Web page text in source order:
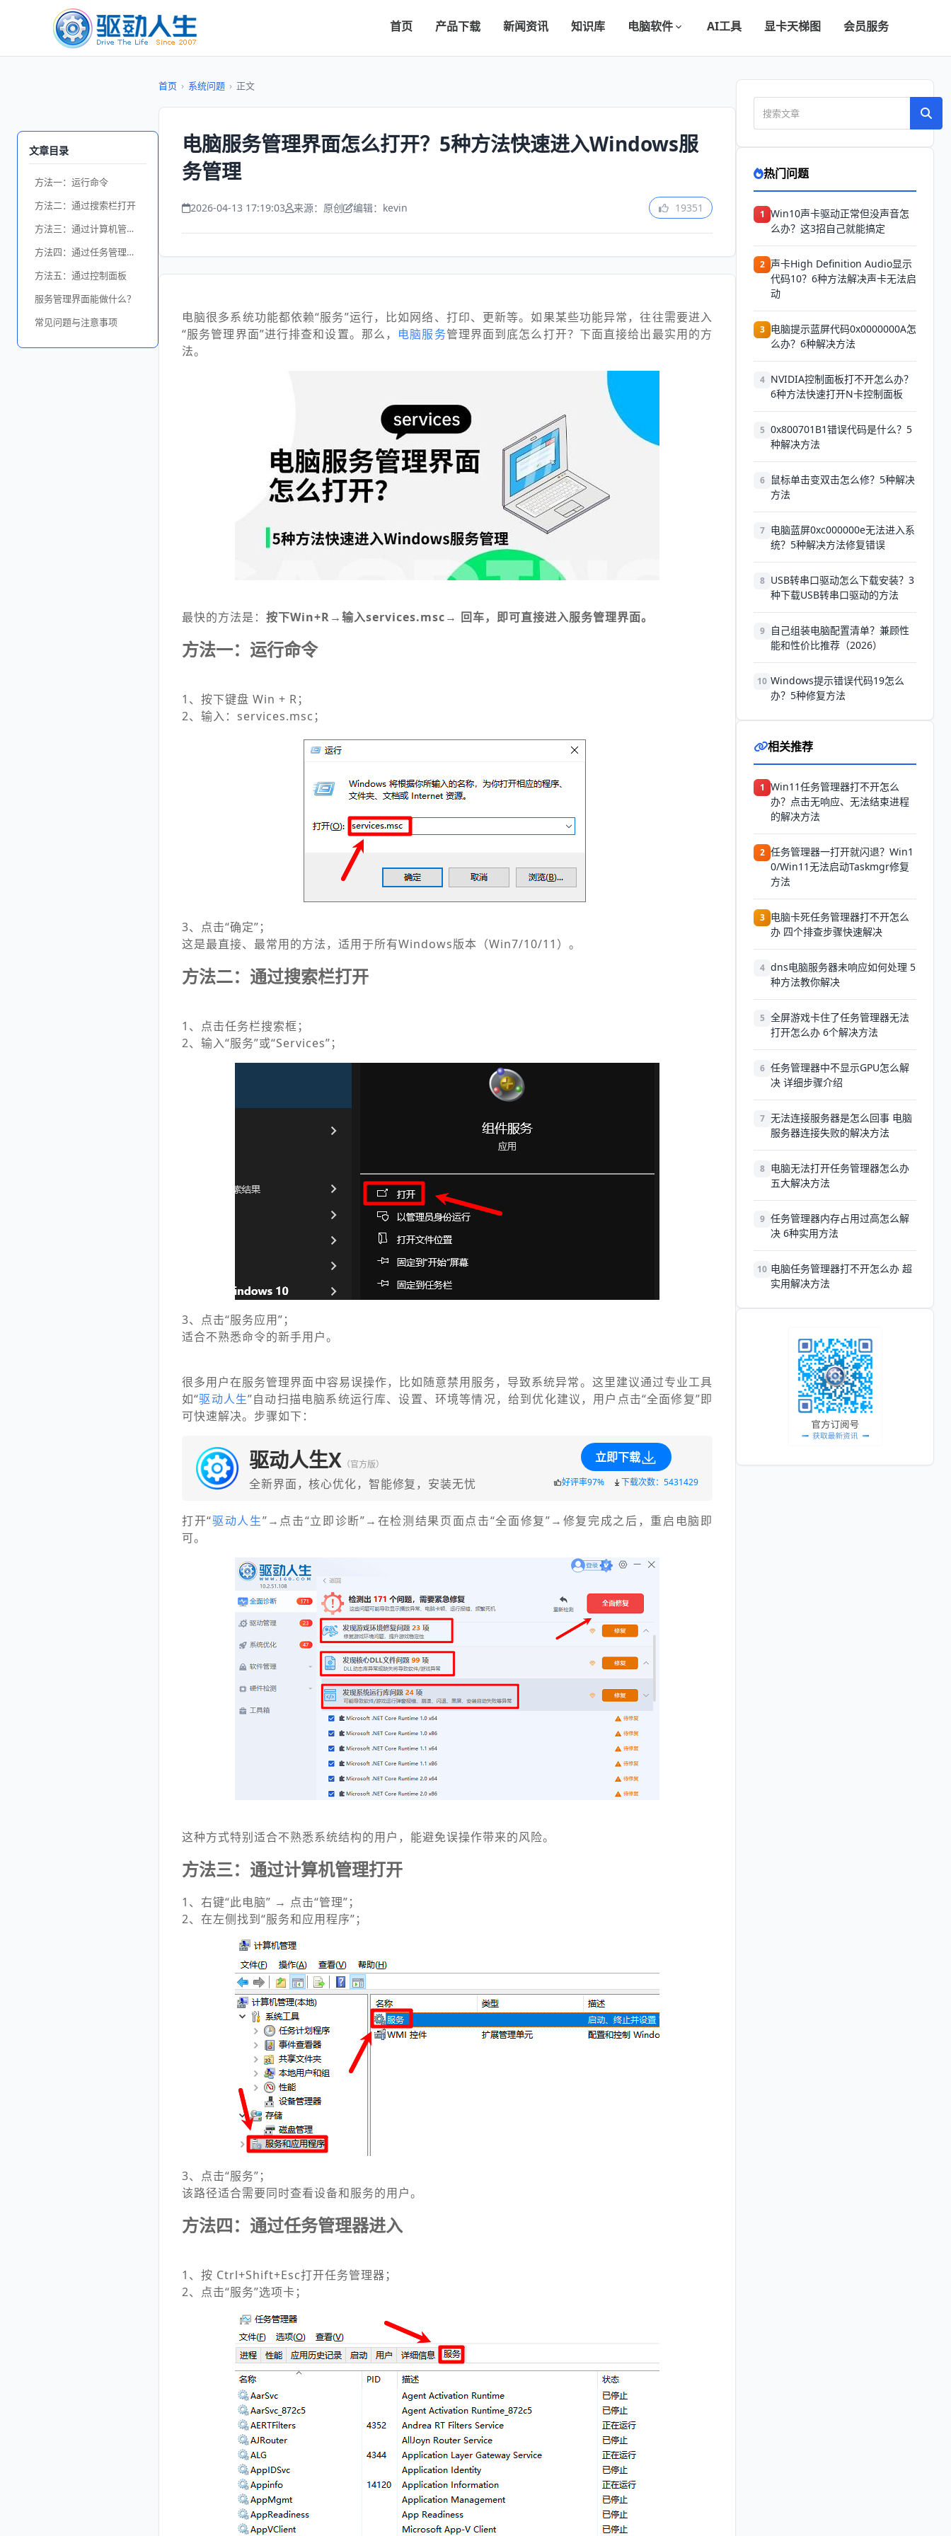
首页 产品下载 新闻资讯 知识库 电脑软件 AI工具 显卡天梯图 会员服务
文章目录
方法一：运行命令
方法二：通过搜索栏打开
方法三：通过计算机管理打开
方法四：通过任务管理器进入
方法五：通过控制面板
服务管理界面能做什么？
常见问题与注意事项
首页 › 系统问题 › 正文
电脑服务管理界面怎么打开？5种方法快速进入Windows服
务管理
2026-04-13 17:19:03 来源：原创 编辑：kevin 19351
电脑很多系统功能都依赖“服务”运行，比如网络、打印、更新等。如果某些功能异常，往往需要进入
“服务管理界面”进行排查和设置。那么， 电脑服务管理界面到底怎么打开？下面直接给出最实用的方
法。
最快的方法是： 按下Win+R→输入services.msc→ 回车，即可直接进入服务管理界面。
方法一：运行命令
1、按下键盘 Win + R；
2、输入：services.msc；
3、点击“确定”；
这是最直接、最常用的方法，适用于所有Windows版本（Win7/10/11）。
方法二：通过搜索栏打开
1、点击任务栏搜索框；
2、输入“服务”或“Services”；
3、点击“服务应用”；
适合不熟悉命令的新手用户。
很多用户在服务管理界面中容易误操作，比如随意禁用服务，导致系统异常。这里建议通过专业工具
如“驱动人生”自动扫描电脑系统运行库、设置、环境等情况，给到优化建议，用户点击“全面修复”即
可快速解决。步骤如下：
驱动人生X （官方版）
全新界面，核心优化，智能修复，安装无忧
立即下载
好评率97% 下载次数：5431429
打开“驱动人生”→点击“立即诊断”→在检测结果页面点击“全面修复”→修复完成之后，重启电脑即
可。
这种方式特别适合不熟悉系统结构的用户，能避免误操作带来的风险。
方法三：通过计算机管理打开
1、右键“此电脑” → 点击“管理”；
2、在左侧找到“服务和应用程序”；
3、点击“服务”；
该路径适合需要同时查看设备和服务的用户。
方法四：通过任务管理器进入
1、按 Ctrl+Shift+Esc打开任务管理器；
2、点击“服务”选项卡；
热门问题
1 Win10声卡驱动正常但没声音怎
么办？这3招自己就能搞定
2 声卡High Definition Audio显示
代码10？6种方法解决声卡无法启
动
3 电脑提示蓝屏代码0x0000000A怎
么办？6种解决方法
4 NVIDIA控制面板打不开怎么办？
6种方法快速打开N卡控制面板
5 0x800701B1错误代码是什么？5
种解决方法
6
鼠标单击变双击怎么修？5种解决
方法
7 电脑蓝屏0xc000000e无法进入系
统？5种解决方法修复错误
8 USB转串口驱动怎么下载安装？3
种下载USB转串口驱动的方法
9
自己组装电脑配置清单？兼顾性
能和性价比推荐（2026）
10 Windows提示错误代码19怎么
办？5种修复方法
相关推荐
1 Win11任务管理器打不开怎么
办？点击无响应、无法结束进程
的解决方法
2 任务管理器一打开就闪退？Win1
0/Win11无法启动Taskmgr修复
方法
3 电脑卡死任务管理器打不开怎么
办 四个排查步骤快速解决
4 dns电脑服务器未响应如何处理 5
种方法教你解决
5 全屏游戏卡住了任务管理器无法
打开怎么办 6个解决方法
6 任务管理器中不显示GPU怎么解
决 详细步骤介绍
7 无法连接服务器是怎么回事 电脑
服务器连接失败的解决方法
8 电脑无法打开任务管理器怎么办
五大解决方法
9 任务管理器内存占用过高怎么解
决 6种实用方法
10 电脑任务管理器打不开怎么办 超
实用解决方法